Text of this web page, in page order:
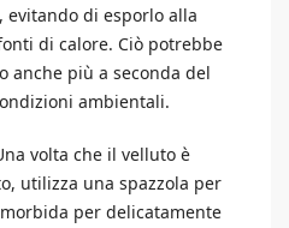
evitando di esporlo alla
di calore. Ciò potrebbe
anche più a seconda del
ambientali.
volta che il velluto è
utilizza una spazzola per
per delicatamente